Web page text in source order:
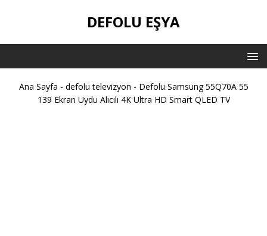
DEFOLU EŞYA
Ana Sayfa - defolu televizyon - Defolu Samsung 55Q70A 55
139 Ekran Uydu Alıcılı 4K Ultra HD Smart QLED TV